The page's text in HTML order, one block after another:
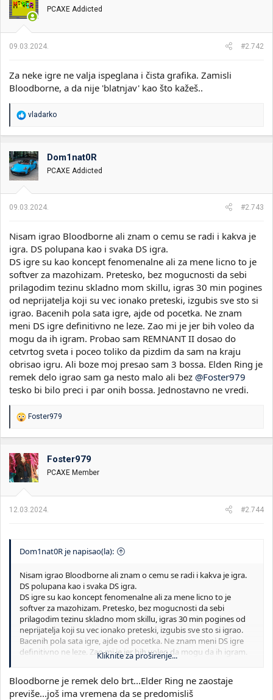
PCAXE Addicted
09.03.2024. #2.742
Za neke igre ne valja ispeglana i čista grafika. Zamisli
Bloodborne, a da nije 'blatnjav' kao što kažeš..
R
o
v
a
n
:
vladarko
Dom1nat0R
PCAXE Addicted
09.03.2024. #2.743
Nisam igrao Bloodborne ali znam o cemu se radi i kakva je
igra. DS polupana kao i svaka DS igra.
DS igre su kao koncept fenomenalne ali za mene licno to je
softver za mazohizam. Pretesko, bez mogucnosti da sebi
prilagodim tezinu skladno mom skillu, igras 30 min pogines
od neprijatelja koji su vec ionako preteski, izgubis sve sto si
igrao. Bacenih pola sata igre, ajde od pocetka. Ne znam
meni DS igre definitivno ne leze. Zao mi je jer bih voleo da
mogu da ih igram. Probao sam REMNANT II dosao do
cetvrtog sveta i poceo toliko da pizdim da sam na kraju
obrisao igru. Ali boze moj presao sam 3 bossa. Elden Ring je
remek delo igrao sam ga nesto malo ali bez @Foster979
tesko bi bilo preci i par onih bossa. Jednostavno ne vredi.
R
a
o
v
a
n
:
Foster979
Foster979
PCAXE Member
12.03.2024. #2.744
Dom1nat0R je napisao(la):
Nisam igrao Bloodborne ali znam o cemu se radi i kakva je igra.
DS polupana kao i svaka DS igra.
DS igre su kao koncept fenomenalne ali za mene licno to je
softver za mazohizam. Pretesko, bez mogucnosti da sebi
prilagodim tezinu skladno mom skillu, igras 30 min pogines od
neprijatelja koji su vec ionako preteski, izgubis sve sto si igrao.
Bacenih pola sata igre, ajde od pocetka. Ne znam meni DS igre
definitivno ne leze. Zao mi je jer bih voleo da mogu da ih igram.
Probao sam REMNANT II dosao do cetvrtog sveta i poceo toliko
3 bossa. Elden Ring je remek delo igrao sam ga nesto malo ali
bez@Foster979 tesko bi bilo preci i par onih bossa. Jednostavno
Kliknite za proširenje...
Bloodborne je remek delo brt...Elder Ring ne zaostaje
previše...još ima vremena da se predomisliš